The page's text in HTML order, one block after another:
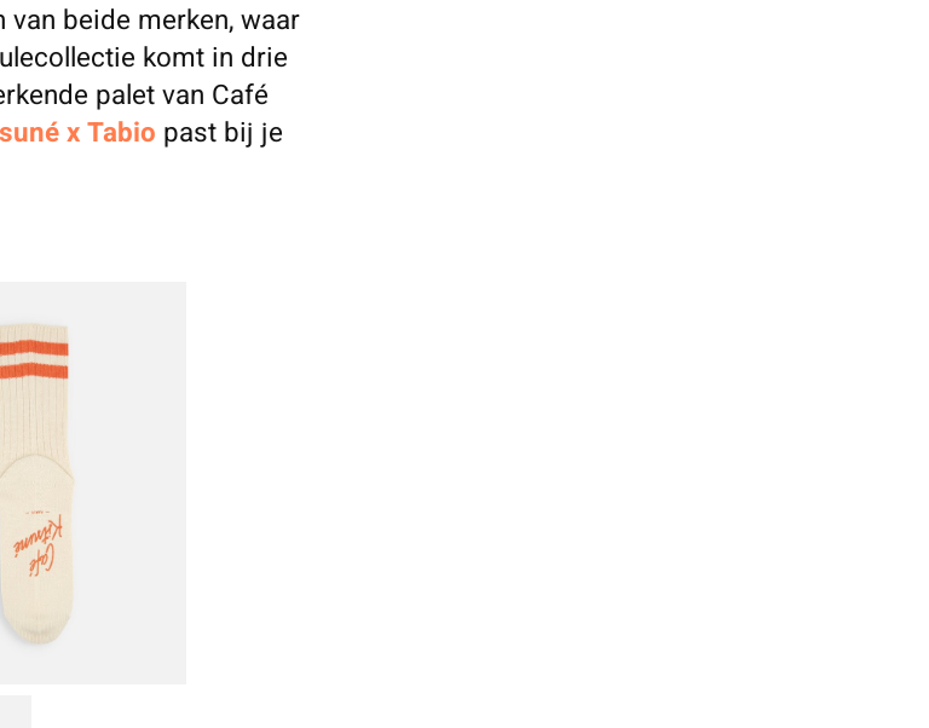
beide merken, waar
komt in drie
palet van Café
x Tabio past bij je